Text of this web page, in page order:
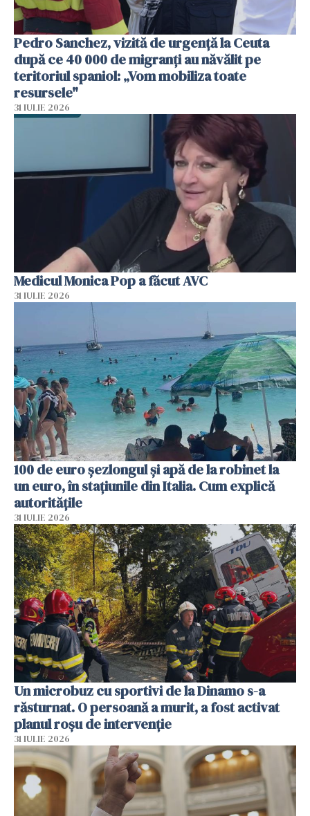
Pedro Sanchez, vizită de urgență la Ceuta
după ce 40 000 de migranți au năvălit pe
teritoriul spaniol: „Vom mobiliza toate
resursele"
31 IULIE 2026
Medicul Monica Pop a făcut AVC
31 IULIE 2026
100 de euro șezlongul și apă de la robinet la
un euro, în stațiunile din Italia. Cum explică
autoritățile
31 IULIE 2026
Un microbuz cu sportivi de la Dinamo s-a
răsturnat. O persoană a murit, a fost activat
planul roșu de intervenție
31 IULIE 2026